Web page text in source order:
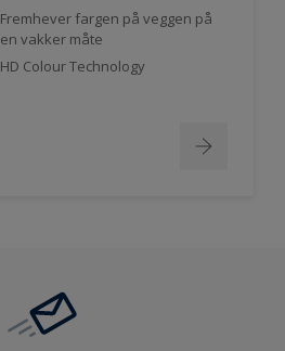
Fremhever fargen på veggen på
en vakker måte
HD Colour Technology